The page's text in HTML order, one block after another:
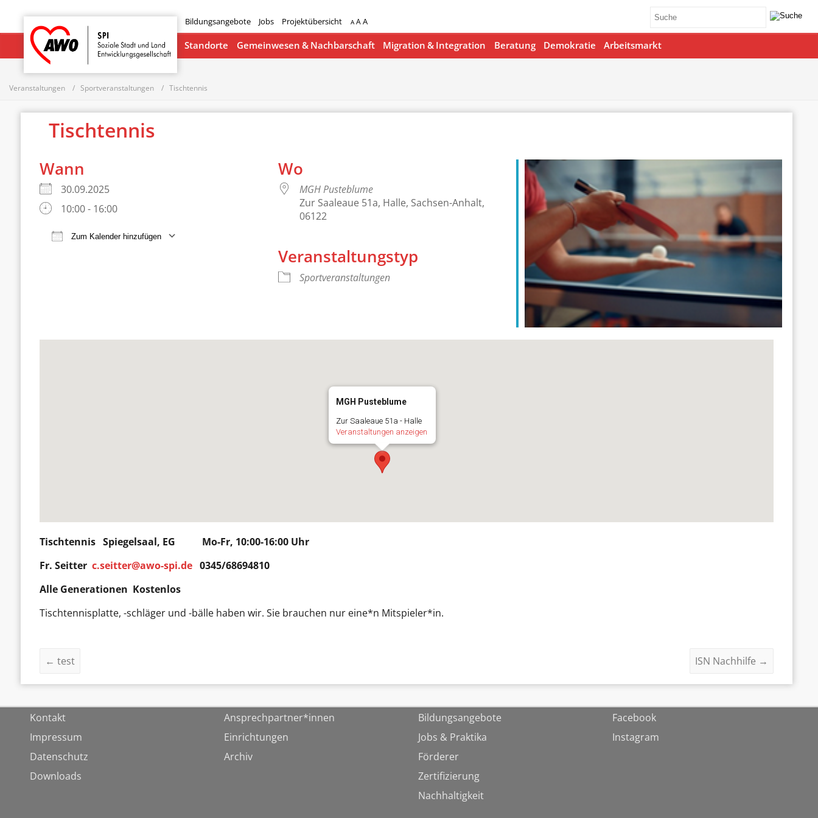
Bildungsangebote Jobs Projektübersicht A AA
Startseite
Standorte Gemeinwesen & Nachbarschaft Migration & Integration Beratung Demokratie Arbeitsmarkt
Veranstaltungen Sportveranstaltungen Tischtennis
Tischtennis
Wann
30.09.2025
10:00 - 16:00
Zum Kalender hinzufügen
Google Kalender iCalendar Office 365 Outlook Live
Wo
MGH Pusteblume
Zur Saaleaue 51a, Halle, Sachsen-Anhalt,
06122
Veranstaltungstyp
Sportveranstaltungen
MGH Pusteblume
Zur Saaleaue 51a - Halle
Veranstaltungen anzeigen
Tischtennis Spiegelsaal, EG Mo-Fr, 10:00-16:00 Uhr
Fr. Seitterc.seitter@awo-spi.de 0345/68694810
Alle Generationen Kostenlos
Tischtennisplatte, -schläger und -bälle haben wir. Sie brauchen nur eine*n Mitspieler*in.
← test ISN Nachhilfe →
Kontakt
Impressum
Datenschutz
Downloads
Ansprechpartner*innen
Einrichtungen
Archiv
Bildungsangebote
Jobs & Praktika
Förderer
Zertifizierung
Nachhaltigkeit
Facebook
Instagram